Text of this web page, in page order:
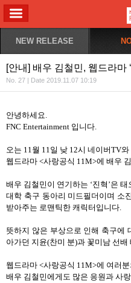
NEW RELEASE
[안내] 배우 김철민, 웹드라마
No. 27 | Date 2019.11.07 10:19
안녕하세요.
FNC Entertainment 입니다.
오는 11월 11일 낮 12시 네이버TV와
웹드라마 <사랑공식 11M>에 배우
배우 김철민이 연기하는 ‘진혁 ’은 태
대학 축구 동아리 미드필더이며 소진
받아주는 로맨틱한 캐릭터입니다.
뜻하지 않은 부상으로 인해 축구에
아가던 지윤(찬미 분)과 꽃미남 선배
웹드라마 <사랑공식 11M>에 여러
배우 김철민에게도 많은 응원과 사